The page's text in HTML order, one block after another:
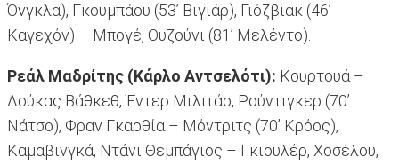
Όνγκλα), Γκουμπάου (53’ Βιγιάρ), Γιόζβιακ (46’
Καγεχόν) – Μπογέ, Ουζούνι (81’ Μελέντο).
Ρεάλ Μαδρίτης (Κάρλο Αντσελότι): Κουρτουά –
Λούκας Βάθκεθ, Έντερ Μιλιτάο, Ρούντιγκερ (70’
Νάτσο), Φραν Γκαρθία – Μόντριτς (70’ Κρόος),
Καμαβινγκά, Ντάνι Θεμπάγιος – Γκιουλέρ, Χοσέλου,